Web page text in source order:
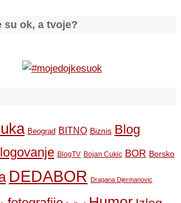
su ok, a tvoje?
Beograd BITNO Biznis Blog
BlogTV Bojan Cukic BOR Borsko
DEDABOR Dragana Djermanovic